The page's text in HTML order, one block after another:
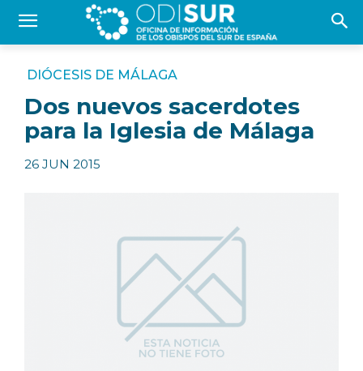
DIÓCESIS DE MÁLAGA
Dos nuevos sacerdotes
para la Iglesia de Málaga
26 JUN 2015